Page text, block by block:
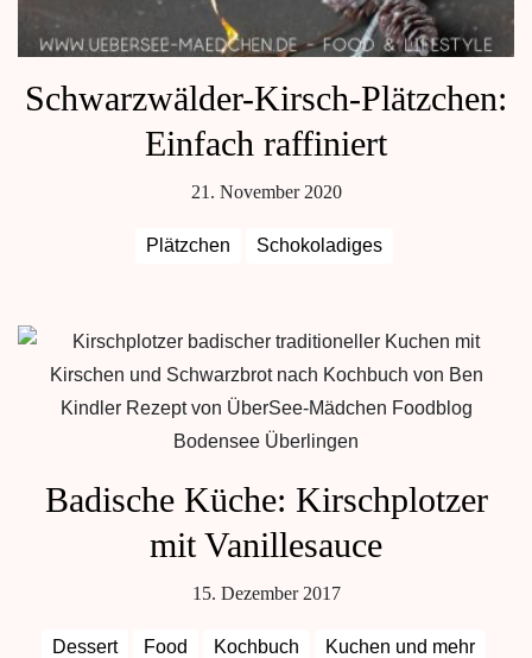
Schwarzwälder-Kirsch-Plätzchen:
Einfach raffiniert
21. November 2020
Plätzchen Schokoladiges
Badische Küche: Kirschplotzer
mit Vanillesauce
15. Dezember 2017
Dessert Food Kochbuch
Kuchen und mehr